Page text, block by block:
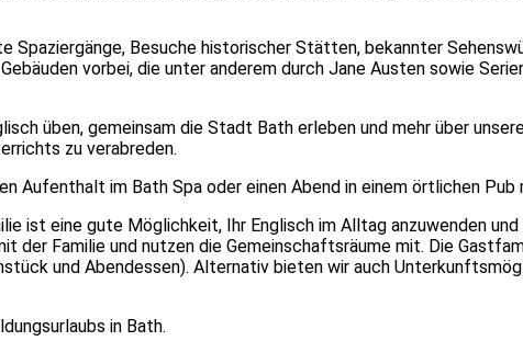
Besuche historischer Stätten, bekannter
vorbei, die unter anderem durch Jane Austen sowie
üben, gemeinsam die Stadt Bath erleben und mehr über
zu verabreden.
Aufenthalt im Bath Spa oder einen Abend in einem örtlichen Pub
ist eine gute Möglichkeit, Ihr Englisch im Alltag anzuwenden
der Familie und nutzen die Gemeinschaftsräume mit. Die
und Abendessen). Alternativ bieten wir auch
in Bath.